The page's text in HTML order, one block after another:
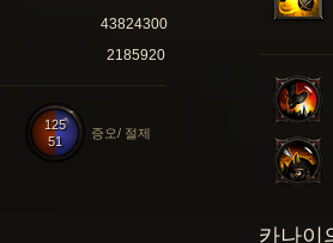
43824300
2185920
125
51
증오/ 절제
카나이